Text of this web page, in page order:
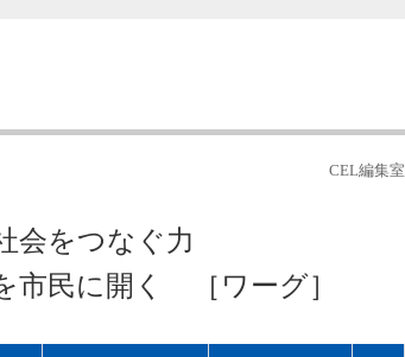
CEL編集室
会をつなぐ力
市民に開く ［ワーグ］